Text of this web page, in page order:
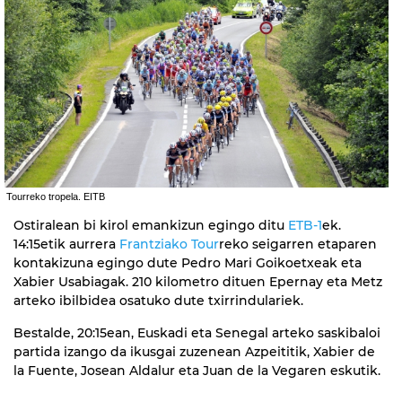
Tourreko tropela. EITB
Ostiralean bi kirol emankizun egingo ditu ETB-1ek.
14:15etik aurrera Frantziako Tourreko seigarren etaparen
kontakizuna egingo dute Pedro Mari Goikoetxeak eta
Xabier Usabiagak. 210 kilometro dituen Epernay eta Metz
arteko ibilbidea osatuko dute txirrindulariek.
Bestalde, 20:15ean, Euskadi eta Senegal arteko saskibaloi
partida izango da ikusgai zuzenean Azpeititik, Xabier de
la Fuente, Josean Aldalur eta Juan de la Vegaren eskutik.